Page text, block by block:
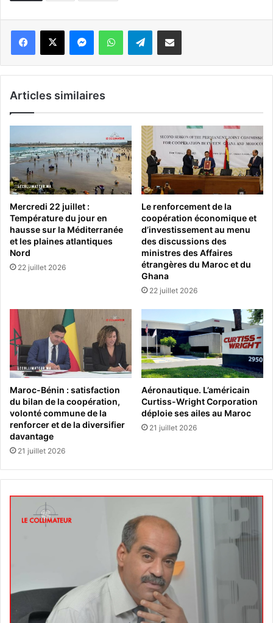
WhatsApp Telegram
Articles similaires
Mercredi 22 juillet :
Température du jour en
hausse sur la Méditerranée
et les plaines atlantiques
Nord
22 juillet 2026
Le renforcement de la
coopération économique et
d’investissement au menu
des discussions des
ministres des Affaires
étrangères du Maroc et du
Ghana
22 juillet 2026
Maroc-Bénin : satisfaction
du bilan de la coopération,
volonté commune de la
renforcer et de la diversifier
davantage
21 juillet 2026
Aéronautique. L’américain
Curtiss-Wright Corporation
déploie ses ailes au Maroc
21 juillet 2026